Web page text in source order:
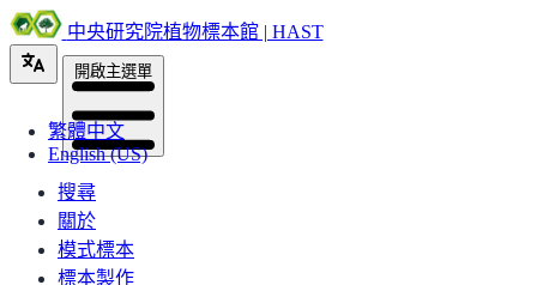
中央研究院植物標本館 | HAST
繁體中文
English (US)
開啟主選單
搜尋
關於
模式標本
標本製作